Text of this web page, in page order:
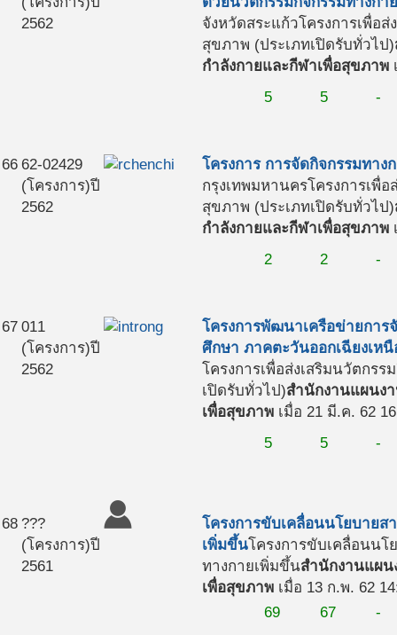
2562
จังหวัดสระแก้วโครงการเพื่อ
สุขภาพ (ประเภทเปิดรับทั่วไป)
กำลังกายและกีฬาเพื่อสุขภาพ
5
5 -
66 62-02429
(โครงการ)ปี
2562
โครงการ การจัดกิจกรรมทาง
กรุงเทพมหานครโครงการเพื่
สุขภาพ (ประเภทเปิดรับทั่วไป)
กำลังกายและกีฬาเพื่อสุขภาพ
2
2 -
67 011
(โครงการ)ปี
2562
โครงการพัฒนาเครือข่ายการ
ศึกษา ภาคตะวันออกเฉียงเหนื
โครงการเพื่อส่งเสริมนวัตกร
เปิดรับทั่วไป)สำนักงานแผนง
เพื่อสุขภาพ เมื่อ 21 มี.ค. 62
5
5 -
68 ???
(โครงการ)ปี
2561
โครงการขับเคลื่อนนโยบายส
เพิ่มขึ้นโครงการขับเคลื่อนนโ
ทางกายเพิ่มขึ้นสำนักงานแผน
เพื่อสุขภาพ เมื่อ 13 ก.พ. 62
69
67 -